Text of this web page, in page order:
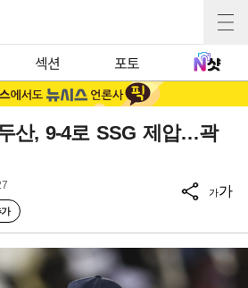
섹션 포토
산, 9-4로 SSG 제압…곽
가가